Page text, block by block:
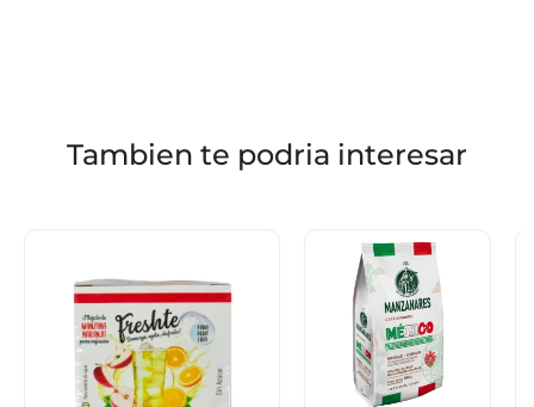
Tambien te podria interesar